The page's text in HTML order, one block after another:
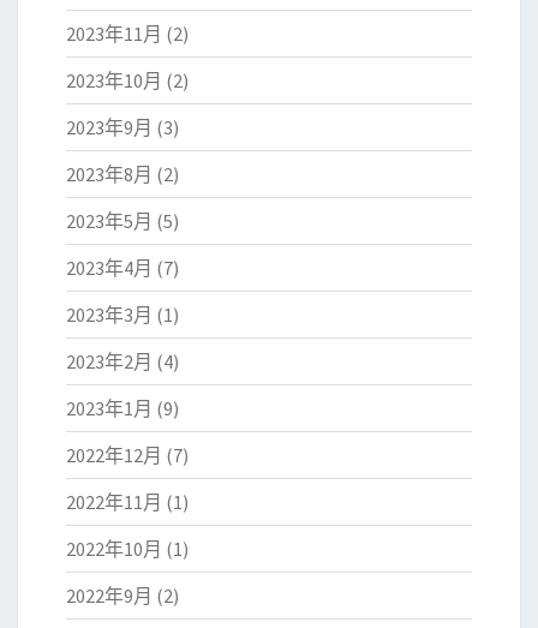
2023年11月 (2)
2023年10月 (2)
2023年9月 (3)
2023年8月 (2)
2023年5月 (5)
2023年4月 (7)
2023年3月 (1)
2023年2月 (4)
2023年1月 (9)
2022年12月 (7)
2022年11月 (1)
2022年10月 (1)
2022年9月 (2)